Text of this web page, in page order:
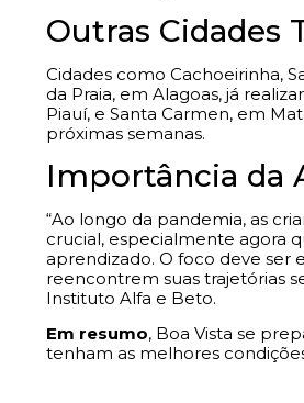
Outras Cidades
Cidades como Cachoeirinha,
da Praia, em Alagoas, já
Piauí, e Santa Carmen, em
próximas semanas.
Importância da
“Ao longo da pandemia, as
crucial, especialmente agora
aprendizado. O foco deve ser
reencontrem suas trajetórias
Instituto Alfa e Beto.
Em resumo, Boa Vista se
tenham as melhores